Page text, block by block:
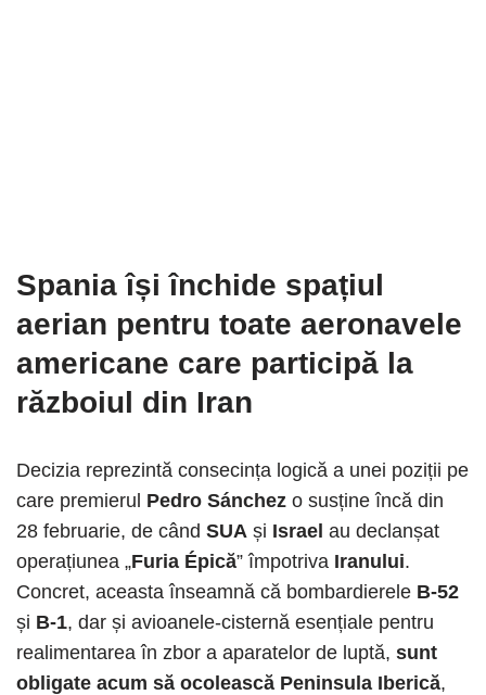
Spania își închide spațiul
aerian pentru toate aeronavele
americane care participă la
războiul din Iran
Decizia reprezintă consecința logică a unei poziții pe
care premierul Pedro Sánchez o susține încă din
28 februarie, de când SUA și Israel au declanșat
operațiunea „Furia Épică” împotriva Iranului.
Concret, aceasta înseamnă că bombardierele B-52
și B-1, dar și avioanele-cisternă esențiale pentru
realimentarea în zbor a aparatelor de luptă, sunt
obligate acum să ocolească Peninsula Iberică,